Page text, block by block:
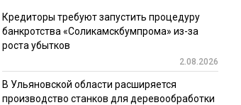
Кредиторы требуют запустить процедуру
банкротства «Соликамскбумпрома» из-за
роста убытков
2.08.2026
В Ульяновской области расширяется
производство станков для деревообработки